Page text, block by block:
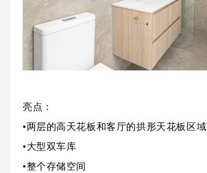
亮点：
•两层的高天花板和客厅的拱形天花板区域
•大型双车库
•整个存储空间